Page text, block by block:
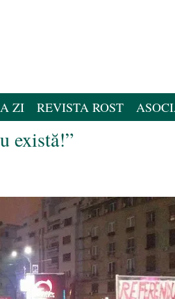
ZI REVISTA ROST
există!”